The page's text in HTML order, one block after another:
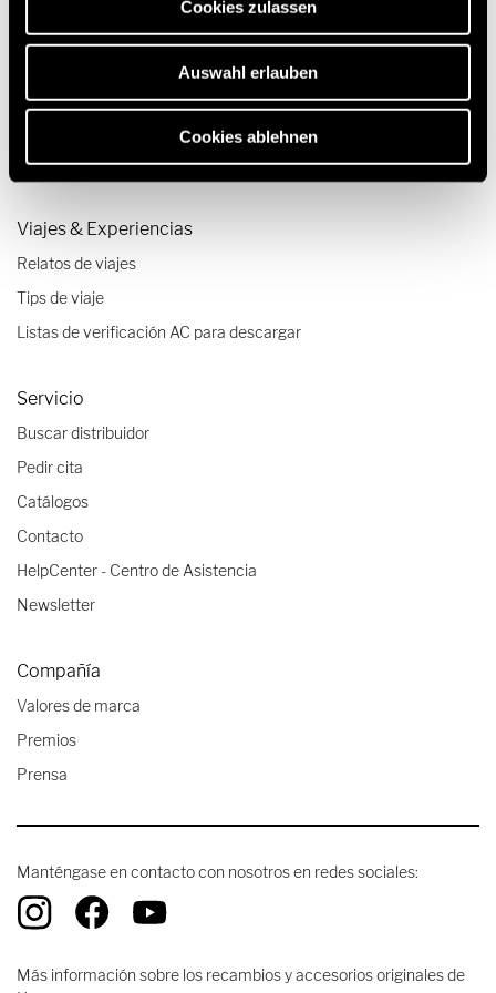
Cookies zulassen
Auswahl erlauben
Cookies ablehnen
Autocaravanas de hasta 3,500 kg
Tecnología e innovación
Configurador autocaravanas y furgonetas camper
Viajes & Experiencias
Relatos de viajes
Tips de viaje
Listas de verificación AC para descargar
Servicio
Buscar distribuidor
Pedir cita
Catálogos
Contacto
HelpCenter - Centro de Asistencia
Newsletter
Compañía
Valores de marca
Premios
Prensa
Manténgase en contacto con nosotros en redes sociales:
Más información sobre los recambios y accesorios originales de